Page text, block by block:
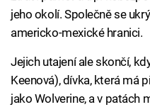
jeho okolí. Společně se
americko-mexické hranici.
Jejich utajení ale skončí,
Keenová), dívka, která má
jako Wolverine, a v patách